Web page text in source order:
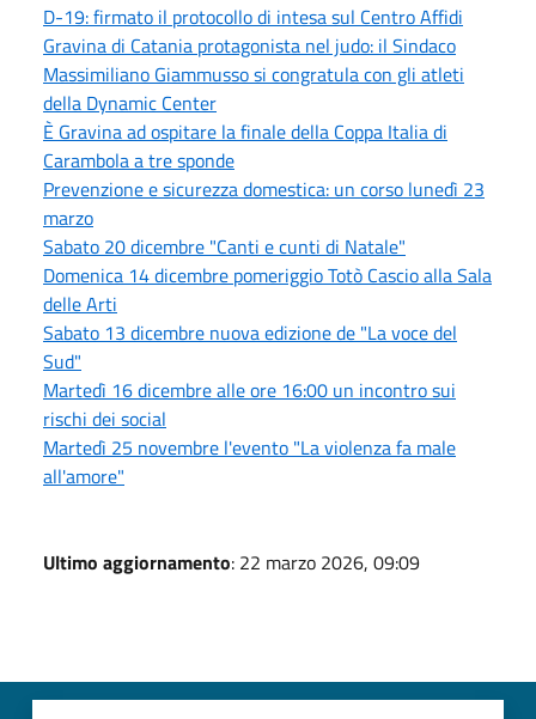
D-19: firmato il protocollo di intesa sul Centro Affidi
Gravina di Catania protagonista nel judo: il Sindaco
Massimiliano Giammusso si congratula con gli atleti
della Dynamic Center
È Gravina ad ospitare la finale della Coppa Italia di
Carambola a tre sponde
Prevenzione e sicurezza domestica: un corso lunedì 23
marzo
Sabato 20 dicembre "Canti e cunti di Natale"
Domenica 14 dicembre pomeriggio Totò Cascio alla Sala
delle Arti
Sabato 13 dicembre nuova edizione de "La voce del
Sud"
Martedì 16 dicembre alle ore 16:00 un incontro sui
rischi dei social
Martedì 25 novembre l'evento "La violenza fa male
all'amore"
Ultimo aggiornamento: 22 marzo 2026, 09:09